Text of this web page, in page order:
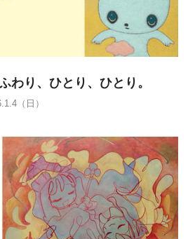
わり、ひとり、ひとり。
（日）